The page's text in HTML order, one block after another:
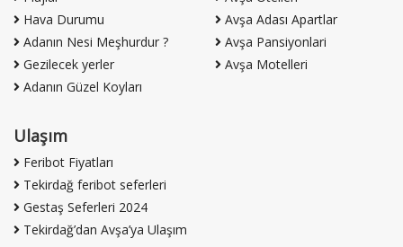
Hava Durumu
Adanın Nesi Meşhurdur ?
Gezilecek yerler
Adanın Güzel Koyları
Avşa Adası Apartlar
Avşa Pansiyonlari
Avşa Motelleri
Ulaşım
Feribot Fiyatları
Tekirdağ feribot seferleri
Gestaş Seferleri 2024
Tekirdağ’dan Avşa’ya Ulaşım